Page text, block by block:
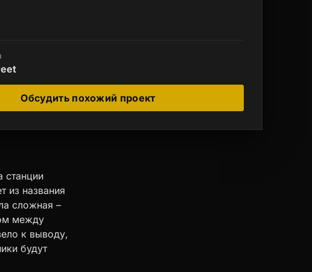
Обсудить похожий проект
станции
из названия
сложная –
между
к выводу,
будут